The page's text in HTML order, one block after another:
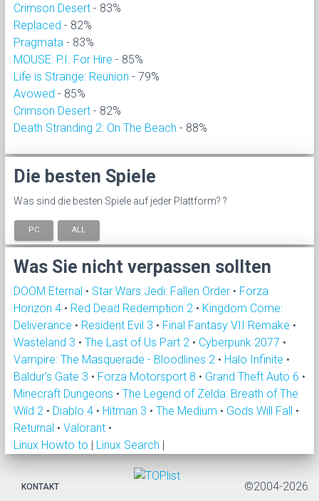
Crimson Desert - 83%
Replaced - 82%
Pragmata - 83%
MOUSE: P.I. For Hire - 85%
Life is Strange: Reunion - 79%
Avowed - 85%
Crimson Desert - 82%
Death Stranding 2: On The Beach - 88%
Die besten Spiele
Was sind die besten Spiele auf jeder Plattform? ?
PC ALL
Was Sie nicht verpassen sollten
DOOM Eternal • Star Wars Jedi: Fallen Order • Forza
Horizon 4 • Red Dead Redemption 2 • Kingdom Come:
Deliverance • Resident Evil 3 • Final Fantasy VII Remake •
Wasteland 3 • The Last of Us Part 2 • Cyberpunk 2077 •
Vampire: The Masquerade - Bloodlines 2 • Halo Infinite •
Baldur's Gate 3 • Forza Motorsport 8 • Grand Theft Auto 6 •
Minecraft Dungeons • The Legend of Zelda: Breath of The
Wild 2 • Diablo 4 • Hitman 3 • The Medium • Gods Will Fall •
Returnal • Valorant •
Linux Howto to | Linux Search |
KONTAKT ©2004-2026